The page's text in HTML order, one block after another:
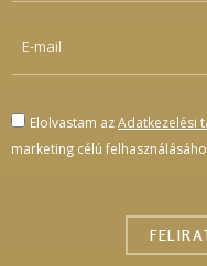
Elolvastam azAdatkezelési
marketing célú